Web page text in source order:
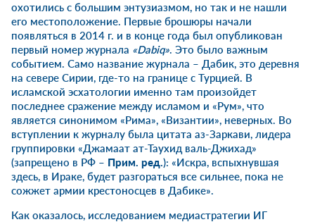
охотились с большим энтузиазмом, но так и не нашли
его местоположение. Первые брошюры начали
появляться в 2014 г. и в конце года был опубликован
первый номер журнала «Dabiq». Это было важным
событием. Само название журнала – Дабик, это деревня
на севере Сирии, где-то на границе с Турцией. В
исламской эсхатологии именно там произойдет
последнее сражение между исламом и «Рум», что
является синонимом «Рима», «Византии», неверных. Во
вступлении к журналу была цитата аз-Заркави, лидера
группировки «Джамаат ат-Таухид валь-Джихад»
(запрещено в РФ – Прим. ред.): «Искра, вспыхнувшая
здесь, в Ираке, будет разгораться все сильнее, пока не
сожжет армии крестоносцев в Дабике».
Как оказалось, исследованием медиастратегии ИГ